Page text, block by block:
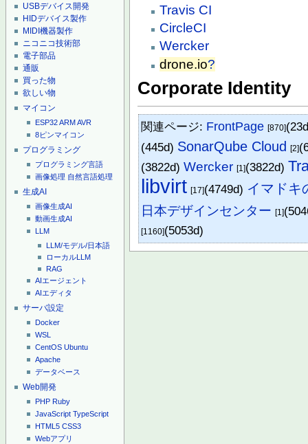
USBデバイス開発
HIDデバイス製作
MIDI機器製作
ニコニコ技術部
電子部品
通販
買った物
欲しい物
マイコン
ESP32ARMAVR
8ピンマイコン
プログラミング
プログラミング言語
画像処理 自然言語処理
生成AI
画像生成AI
動画生成AI
LLM
LLM/モデル/日本語
ローカルLLM
RAG
AIエージェント
AIエディタ
サーバ設定
Docker
WSL
CentOS Ubuntu
Apache
データベース
Web開発
PHP Ruby
JavaScript TypeScript
HTML5 CSS3
Webアプリ
Travis CI
CircleCI
Wercker
drone.io?
Corporate Identity
関連ページ: FrontPage [870]
(445d) SonarQube Cloud [2]
(3822d)Wercker [1](3822d)
libvirt [17](4749d) イマドキ
日本デザインセンター [1]
[1160](5053d)